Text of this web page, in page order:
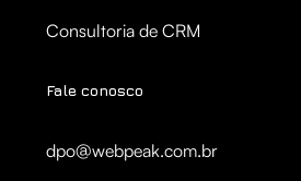
Consultoria de CRM
Fale conosco
dpo@webpeak.com.br